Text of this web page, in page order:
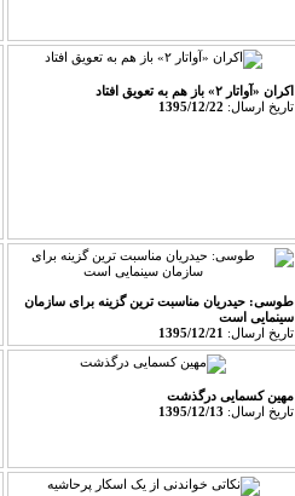
اکران «آواتار ۲» باز هم به تعویق افتاد
تاريخ ارسال: 1395/12/22
طوسی: حیدریان مناسبت ترین گزینه برای سازمان
سینمایی است
تاريخ ارسال: 1395/12/21
مهین کسمایی درگذشت
تاريخ ارسال: 1395/12/13